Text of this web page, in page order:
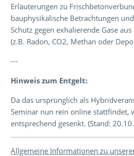
Erläuterungen zu
bauphysikalische Betrachtungen
Schutz gegen exhalierende Gase
(z.B. Radon, CO2, Methan oder
---
Hinweis zum Entgelt:
Da das ursprünglich als
Seminar nun rein online stattfindet,
entsprechend gesenkt. (Stand:
Allgemeine Informationen zu